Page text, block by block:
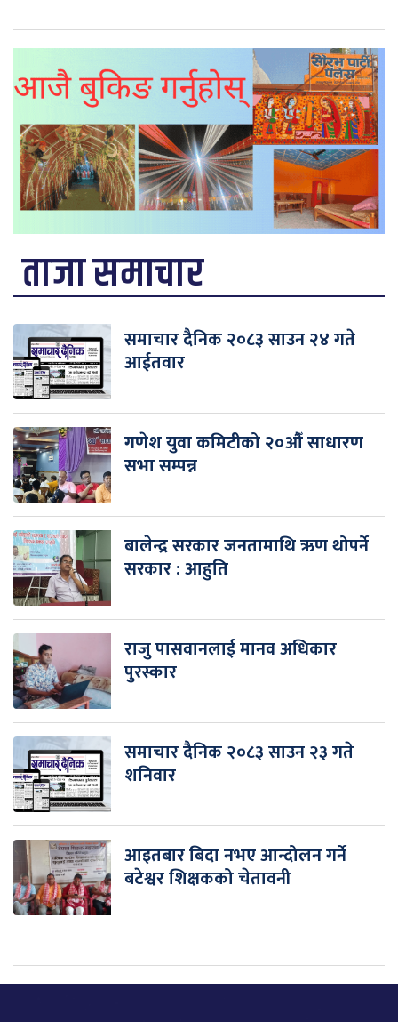
ताजा समाचार
समाचार दैनिक २०८३ साउन २४ गते
आईतवार
गणेश युवा कमिटीको २०औँ साधारण
सभा सम्पन्न
बालेन्द्र सरकार जनतामाथि ऋण थोपर्ने
सरकार : आहुति
राजु पासवानलाई मानव अधिकार
पुरस्कार
समाचार दैनिक २०८३ साउन २३ गते
शनिवार
आइतबार बिदा नभए आन्दोलन गर्ने
बटेश्वर शिक्षकको चेतावनी